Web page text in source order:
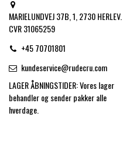
MARIELUNDVEJ 37B, 1, 2730 HERLEV.
CVR 31065259
+45 70701801
kundeservice@rudecru.com
LAGER ÅBNINGSTIDER: Vores lager
behandler og sender pakker alle
hverdage.